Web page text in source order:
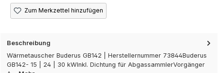
Zum Merkzettel hinzufügen
Beschreibung
Wärmetauscher Buderus GB142 | Herstellernummer 73844Buderus
GB142- 15 | 24 | 30 kWInkl. Dichtung für AbgassammlerVorgänger